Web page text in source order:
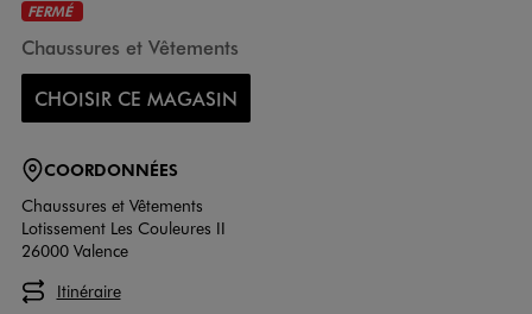
FERMÉ
Chaussures et Vêtements
CHOISIR CE MAGASIN
COORDONNÉES
Chaussures et Vêtements
Lotissement Les Couleures II
26000 Valence
Itinéraire